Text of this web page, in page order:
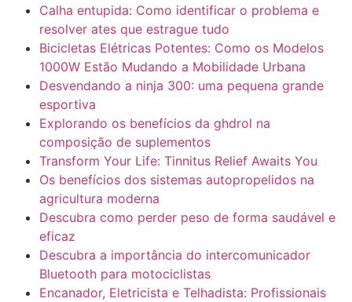
Calha entupida: Como identificar o problema e
resolver ates que estrague tudo
Bicicletas Elétricas Potentes: Como os Modelos
1000W Estão Mudando a Mobilidade Urbana
Desvendando a ninja 300: uma pequena grande
esportiva
Explorando os benefícios da ghdrol na
composição de suplementos
Transform Your Life: Tinnitus Relief Awaits You
Os benefícios dos sistemas autopropelidos na
agricultura moderna
Descubra como perder peso de forma saudável e
eficaz
Descubra a importância do intercomunicador
Bluetooth para motociclistas
Encanador, Eletricista e Telhadista: Profissionais